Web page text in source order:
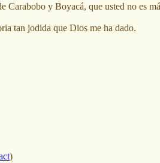
y Boyacá, que usted no es
tan jodida que Dios me ha dado.
)